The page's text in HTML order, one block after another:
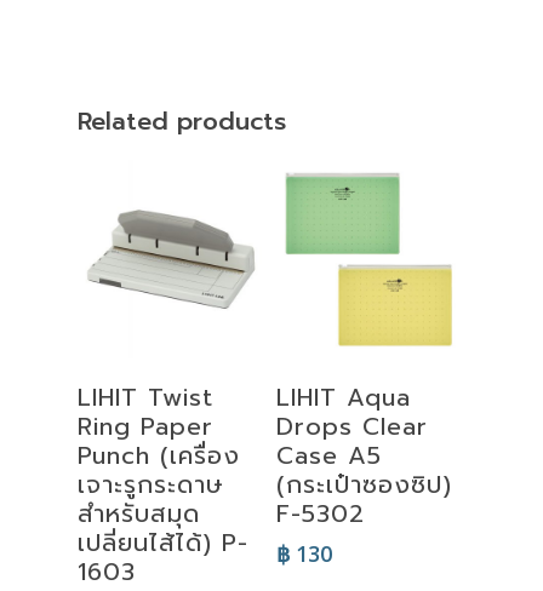
Related products
Add To Cart
LIHIT Twist
Ring Paper
Punch (เครื่อง
เจาะรูกระดาษ
สำหรับสมุด
เปลี่ยนไส้ได้) P-
1603
Select
Options
LIHIT Aqua
Drops Clear
Case A5
(กระเป๋าซองซิป)
F-5302
฿130